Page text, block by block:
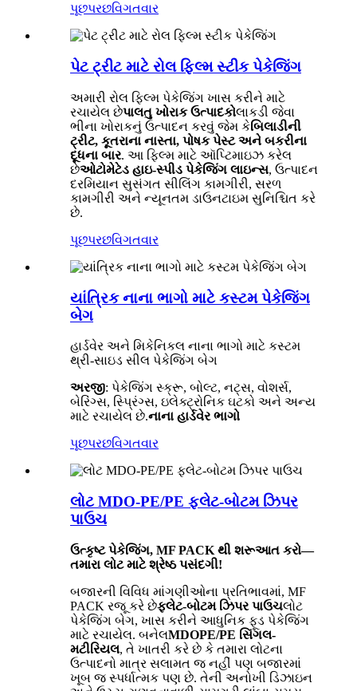
પૂછપરછવિગતવાર
પેટ ટ્રીટ માટે રોલ ફિલ્મ સ્ટીક પેકેજિંગ
અમારી રોલ ફિલ્મ પેકેજિંગ ખાસ કરીને માટે
રચાયેલ છેપાલતુ ખોરાક ઉત્પાદકોલાકડી જેવા
ભીના ખોરાકનું ઉત્પાદન કરવું જેમ કેબિલાડીની
ટ્રીટ, કૂતરાના નાસ્તા, પોષક પેસ્ટ અને બકરીના
દૂધના બાર. આ ફિલ્મ માટે ઑપ્ટિમાઇઝ કરેલ
છેઓટોમેટેડ હાઇ-સ્પીડ પેકેજિંગ લાઇન્સ, ઉત્પાદન
દરમિયાન સુસંગત સીલિંગ કામગીરી, સરળ
કામગીરી અને ન્યૂનતમ ડાઉનટાઇમ સુનિશ્ચિત કરે
છે.
પૂછપરછવિગતવાર
યાંત્રિક નાના ભાગો માટે કસ્ટમ પેકેજિંગ
બેગ
હાર્ડવેર અને મિકેનિકલ નાના ભાગો માટે કસ્ટમ
થ્રી-સાઇડ સીલ પેકેજિંગ બેગ
અરજી: પેકેજિંગ સ્ક્રૂ, બોલ્ટ, નટ્સ, વોશર્સ,
બેરિંગ્સ, સ્પ્રિંગ્સ, ઇલેક્ટ્રોનિક ઘટકો અને અન્ય
માટે રચાયેલ છે.નાના હાર્ડવેર ભાગો
પૂછપરછવિગતવાર
લોટ MDO-PE/PE ફ્લેટ-બોટમ ઝિપર
પાઉચ
ઉત્કૃષ્ટ પેકેજિંગ, MF PACK થી શરૂઆત કરો—
તમારા લોટ માટે શ્રેષ્ઠ પસંદગી!
બજારની વિવિધ માંગણીઓના પ્રતિભાવમાં, MF
PACK રજૂ કરે છેફ્લેટ-બોટમ ઝિપર પાઉચલોટ
પેકેજિંગ બેગ, ખાસ કરીને આધુનિક ફૂડ પેકેજિંગ
માટે રચાયેલ. બનેલMDOPE/PE સિંગલ-
મટીરિયલ, તે ખાતરી કરે છે કે તમારા લોટના
ઉત્પાદનો માત્ર સલામત જ નહીં પણ બજારમાં
ખૂબ જ સ્પર્ધાત્મક પણ છે. તેની અનોખી ડિઝાઇન